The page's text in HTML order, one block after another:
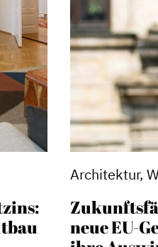
Architektur,
neue EU-